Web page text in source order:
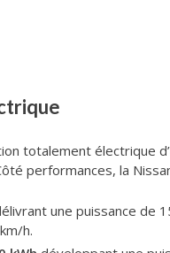
totalement électrique
performances, la
une puissance de
h.